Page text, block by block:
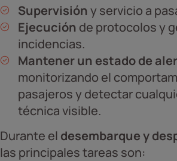
Supervisióny servicio a
Ejecución de protocolos y
incidencias.
Mantener un estado de
monitorizando el
pasajeros y detectar
técnica visible.
Durante el desembarque y
las principales tareas son: